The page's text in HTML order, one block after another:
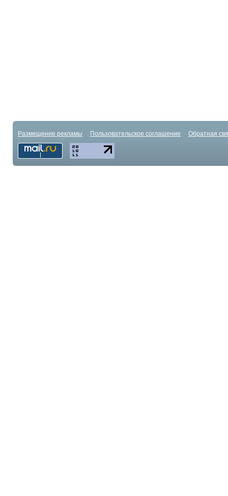
Размещение рекламы Пользовательское соглашение Обратная